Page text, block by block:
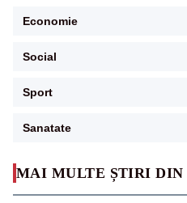
MAI MULTE ȘTIRI DIN
Economie
Social
Sport
Sanatate